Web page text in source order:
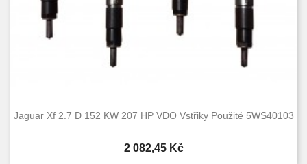
Jaguar Xf 2.7 D 152 KW 207 HP VDO Vstřiky Použité 5WS40103
Cena
2 082,45 Kč